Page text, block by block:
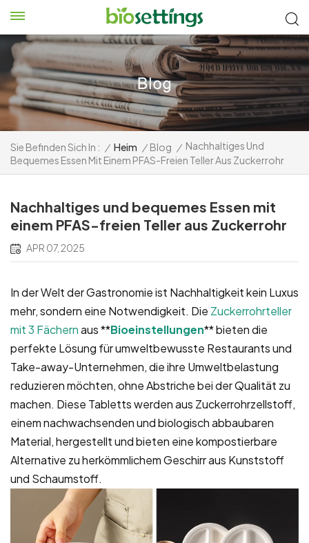
Sie Befinden Sich In : / Heim / Blog / Nachhaltiges Und
Bequemes Essen Mit Einem PFAS-Freien Teller Aus Zuckerrohr
Nachhaltiges und bequemes Essen mit
einem PFAS-freien Teller aus Zuckerrohr
APR 07, 2025
In der Welt der Gastronomie ist Nachhaltigkeit kein Luxus
mehr, sondern eine Notwendigkeit. Die Zuckerrohrteller
mit 3 Fächernaus **Bioeinstellungen** bieten die
perfekte Lösung für umweltbewusste Restaurants und
Take-away-Unternehmen, die ihre Umweltbelastung
reduzieren möchten, ohne Abstriche bei der Qualität zu
machen. Diese Tabletts werden aus Zuckerrohrzellstoff,
einem nachwachsenden und biologisch abbaubaren
Material, hergestellt und bieten eine kompostierbare
Alternative zu herkömmlichem Geschirr aus Kunststoff
und Schaumstoff.